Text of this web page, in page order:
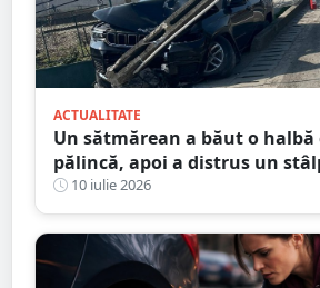
ACTUALITATE
Un sătmărean a băut o halbă
pălincă, apoi a distrus un
electricitate
10 iulie 2026